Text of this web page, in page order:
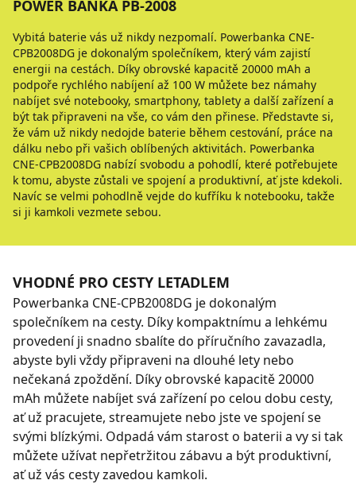
POWER BANKA PB-2008
Vybitá baterie vás už nikdy nezpomalí. Powerbanka CNE-
CPB2008DG je dokonalým společníkem, který vám zajistí
energii na cestách. Díky obrovské kapacitě 20000 mAh a
podpoře rychlého nabíjení až 100 W můžete bez námahy
nabíjet své notebooky, smartphony, tablety a další zařízení a
být tak připraveni na vše, co vám den přinese. Představte si,
že vám už nikdy nedojde baterie během cestování, práce na
dálku nebo při vašich oblíbených aktivitách. Powerbanka
CNE-CPB2008DG nabízí svobodu a pohodlí, které potřebujete
k tomu, abyste zůstali ve spojení a produktivní, ať jste kdekoli.
Navíc se velmi pohodlně vejde do kufříku k notebooku, takže
si ji kamkoli vezmete sebou.
VHODNÉ PRO CESTY LETADLEM
Powerbanka CNE-CPB2008DG je dokonalým
společníkem na cesty. Díky kompaktnímu a lehkému
provedení ji snadno sbalíte do příručního zavazadla,
abyste byli vždy připraveni na dlouhé lety nebo
nečekaná zpoždění. Díky obrovské kapacitě 20000
mAh můžete nabíjet svá zařízení po celou dobu cesty,
ať už pracujete, streamujete nebo jste ve spojení se
svými blízkými. Odpadá vám starost o baterii a vy si tak
můžete užívat nepřetržitou zábavu a být produktivní,
ať už vás cesty zavedou kamkoli.